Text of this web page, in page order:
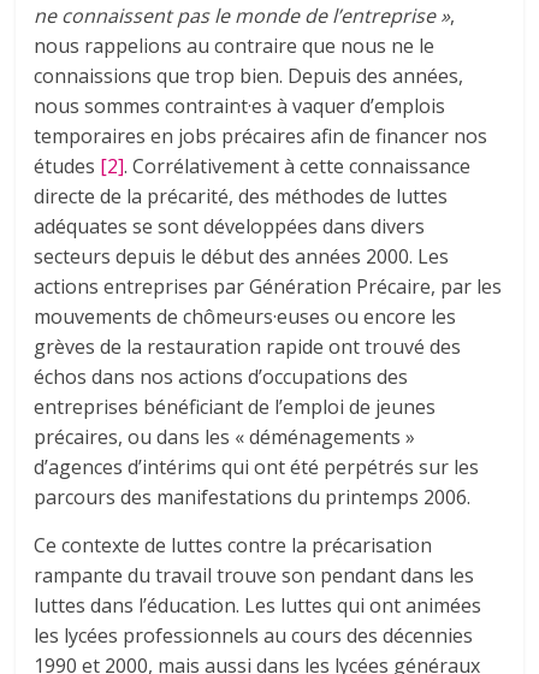
ne connaissent pas le monde de l’entreprise »,
nous rappelions au contraire que nous ne le
connaissions que trop bien. Depuis des années,
nous sommes contraint·es à vaquer d’emplois
temporaires en jobs précaires afin de financer nos
études [2]. Corrélativement à cette connaissance
directe de la précarité, des méthodes de luttes
adéquates se sont développées dans divers
secteurs depuis le début des années 2000. Les
actions entreprises par Génération Précaire, par les
mouvements de chômeurs·euses ou encore les
grèves de la restauration rapide ont trouvé des
échos dans nos actions d’occupations des
entreprises bénéficiant de l’emploi de jeunes
précaires, ou dans les « déménagements »
d’agences d’intérims qui ont été perpétrés sur les
parcours des manifestations du printemps 2006.
Ce contexte de luttes contre la précarisation
rampante du travail trouve son pendant dans les
luttes dans l’éducation. Les luttes qui ont animées
les lycées professionnels au cours des décennies
1990 et 2000, mais aussi dans les lycées généraux